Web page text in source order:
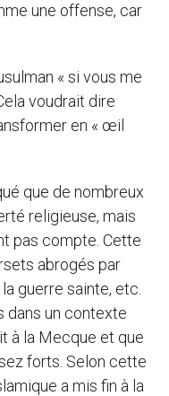
une offense, car
« si vous me
voudrait dire
en « œil
que de nombreux
religieuse, mais
pas compte. Cette
abrogés par
la guerre sainte, etc.
dans un contexte
à la Mecque et que
forts. Selon cette
a mis fin à la